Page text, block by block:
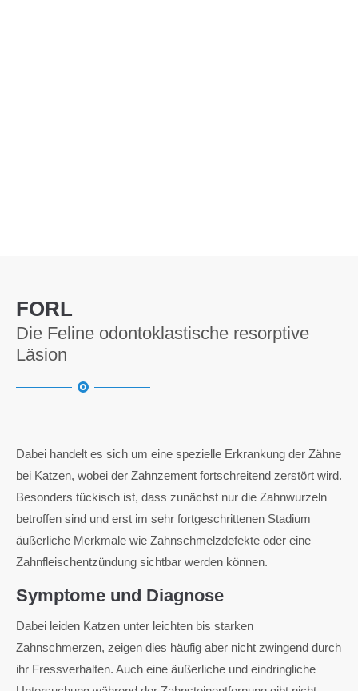
FORL
Die Feline odontoklastische resorptive
Läsion
Dabei handelt es sich um eine spezielle Erkrankung der Zähne
bei Katzen, wobei der Zahnzement fortschreitend zerstört wird.
Besonders tückisch ist, dass zunächst nur die Zahnwurzeln
betroffen sind und erst im sehr fortgeschrittenen Stadium
äußerliche Merkmale wie Zahnschmelzdefekte oder eine
Zahnfleischentzündung sichtbar werden können.
Symptome und Diagnose
Dabei leiden Katzen unter leichten bis starken
Zahnschmerzen, zeigen dies häufig aber nicht zwingend durch
ihr Fressverhalten. Auch eine äußerliche und eindringliche